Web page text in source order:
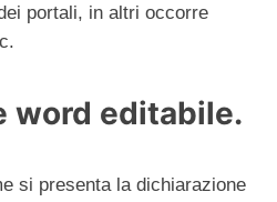
portali, in altri occorre
word editabile.
si presenta la dichiarazione